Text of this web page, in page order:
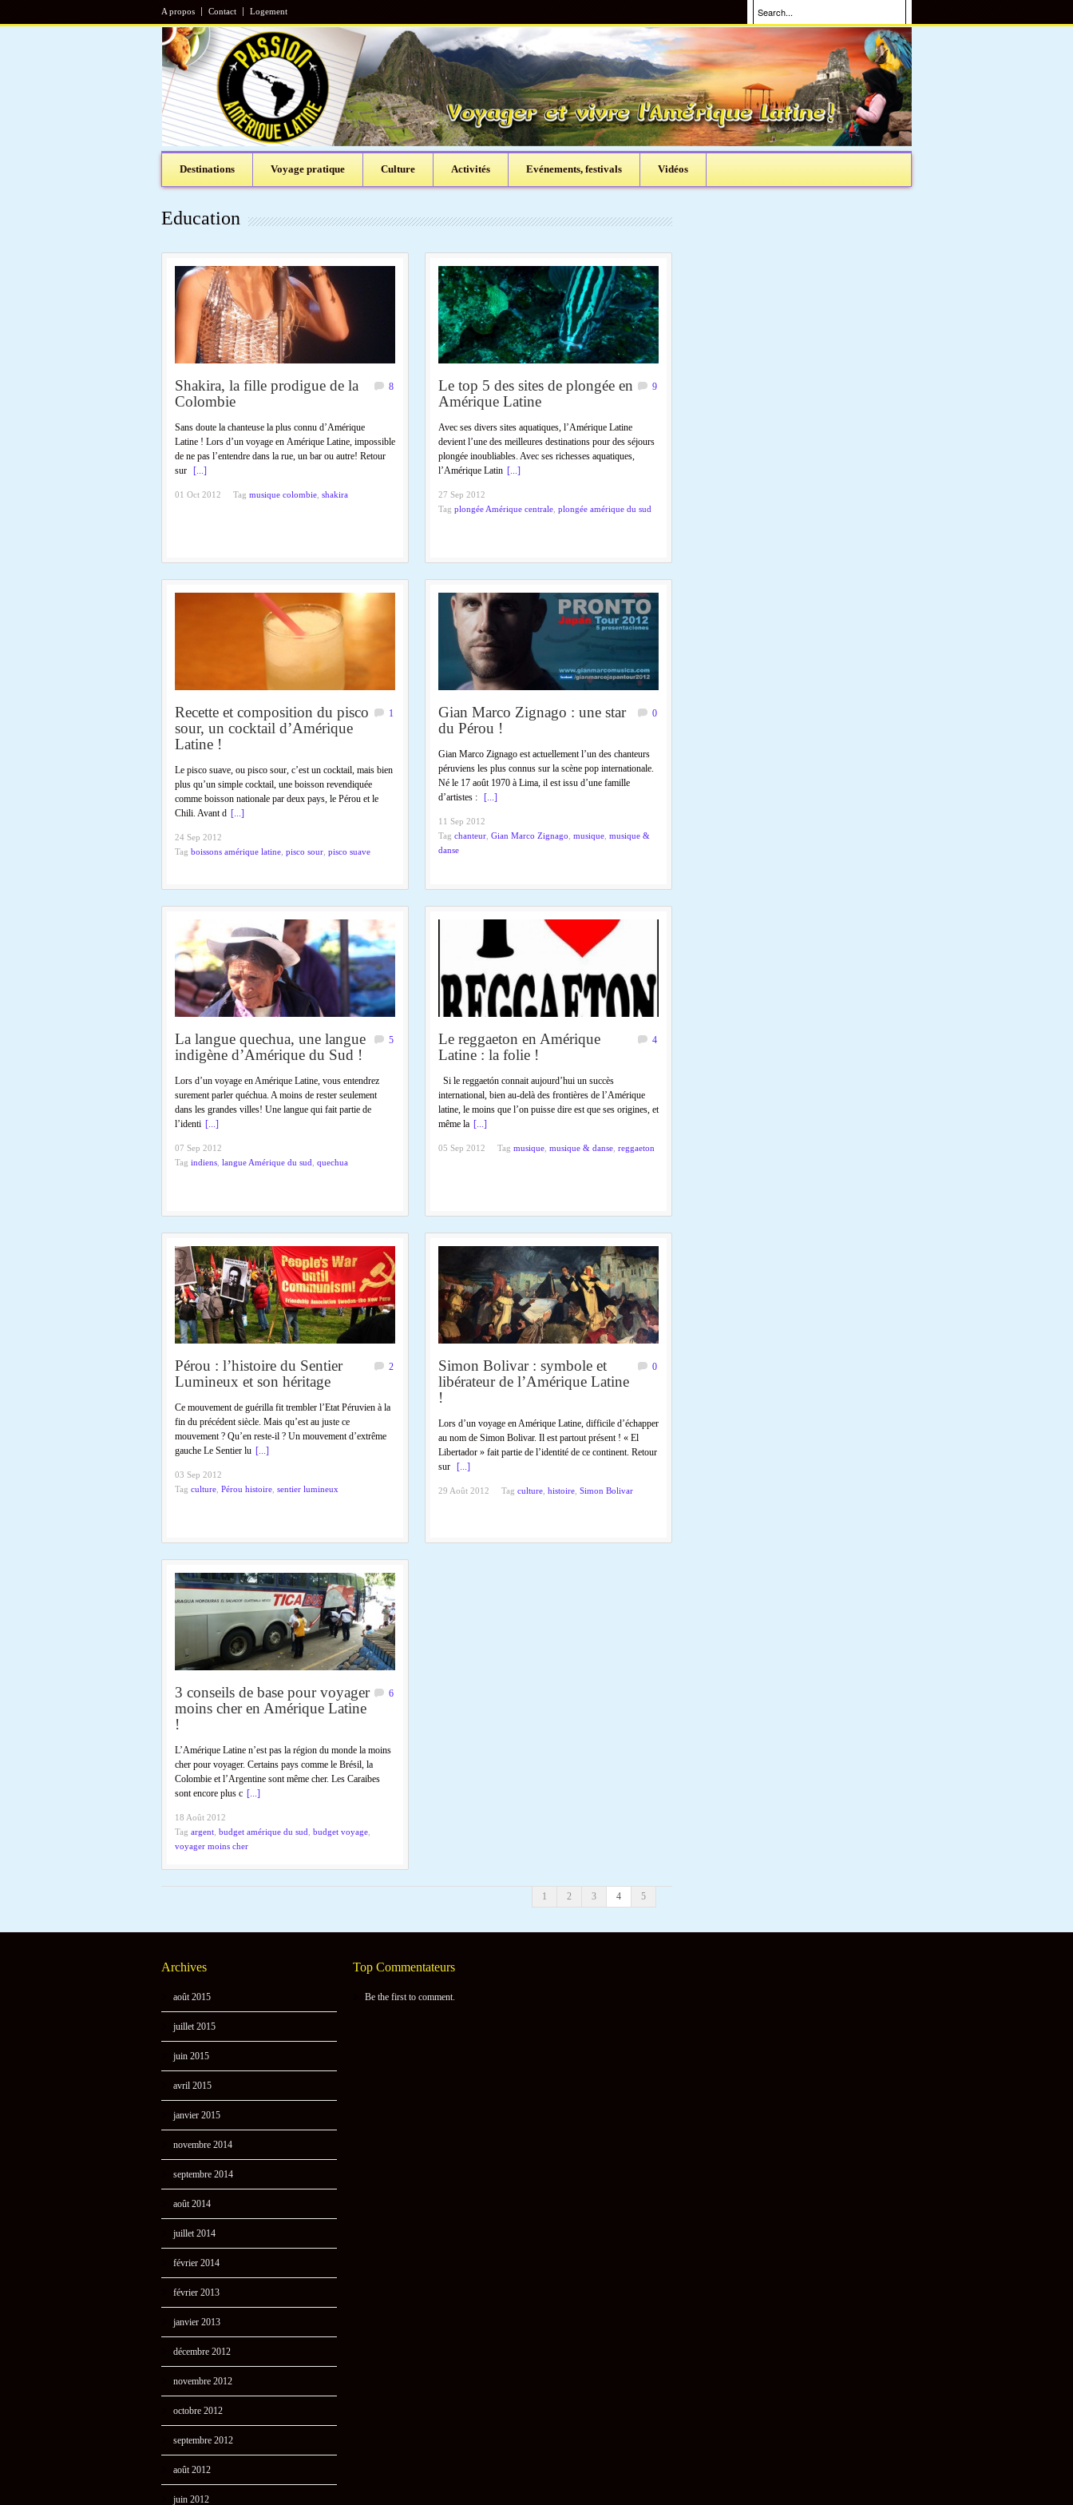
A propos Contact Logement
Destinations Voyage pratique Culture Activités Evénements, festivals Vidéos
Education
Shakira, la fille prodigue de la
Colombie
8
Sans doute la chanteuse la plus connu d’Amérique
Latine ! Lors d’un voyage en Amérique Latine, impossible
de ne pas l’entendre dans la rue, un bar ou autre! Retour
sur [...]
01 Oct 2012 Tag musique colombie shakira
Le top 5 des sites de plongée en
Amérique Latine
9
Avec ses divers sites aquatiques, l’Amérique Latine
devient l’une des meilleures destinations pour des séjours
plongée inoubliables. Avec ses richesses aquatiques,
l’Amérique Latin [...]
27 Sep 2012
Tag plongée Amérique centrale plongée amérique du sud
Recette et composition du pisco
sour, un cocktail d’Amérique
Latine !
1
Le pisco suave, ou pisco sour, c’est un cocktail, mais bien
plus qu’un simple cocktail, une boisson revendiquée
comme boisson nationale par deux pays, le Pérou et le
Chili. Avant d [...]
24 Sep 2012
Tag boissons amérique latine pisco sour pisco suave
Gian Marco Zignago : une star
du Pérou !
0
Gian Marco Zignago est actuellement l’un des chanteurs
péruviens les plus connus sur la scène pop internationale.
Né le 17 août 1970 à Lima, il est issu d’une famille
d’artistes : [...]
11 Sep 2012
Tag chanteur Gian Marco Zignago musique musique &
danse
La langue quechua, une langue
indigène d’Amérique du Sud !
5
Lors d’un voyage en Amérique Latine, vous entendrez
surement parler quéchua. A moins de rester seulement
dans les grandes villes! Une langue qui fait partie de
l’identi [...]
07 Sep 2012
Tag indiens langue Amérique du sud quechua
Le reggaeton en Amérique
Latine : la folie !
4
Si le reggaetón connait aujourd’hui un succès
international, bien au-delà des frontières de l’Amérique
latine, le moins que l’on puisse dire est que ses origines, et
même la [...]
05 Sep 2012 Tag musique musique & danse reggaeton
Pérou : l’histoire du Sentier
Lumineux et son héritage
2
Ce mouvement de guérilla fit trembler l’Etat Péruvien à la
fin du précédent siècle. Mais qu’est au juste ce
mouvement ? Qu’en reste-il ? Un mouvement d’extrême
gauche Le Sentier lu [...]
03 Sep 2012
Tag culture Pérou histoire sentier lumineux
Simon Bolivar : symbole et
libérateur de l’Amérique Latine
!
0
Lors d’un voyage en Amérique Latine, difficile d’échapper
au nom de Simon Bolivar. Il est partout présent ! « El
Libertador » fait partie de l’identité de ce continent. Retour
sur [...]
29 Août 2012 Tag culture histoire Simon Bolivar
3 conseils de base pour voyager
moins cher en Amérique Latine
!
6
L’Amérique Latine n’est pas la région du monde la moins
cher pour voyager. Certains pays comme le Brésil, la
Colombie et l’Argentine sont même cher. Les Caraibes
sont encore plus c [...]
18 Août 2012
Tag argent budget amérique du sud budget voyage
voyager moins cher
1 2 3 4 5
Archives
août 2015
juillet 2015
juin 2015
avril 2015
janvier 2015
novembre 2014
septembre 2014
août 2014
juillet 2014
février 2014
février 2013
janvier 2013
décembre 2012
novembre 2012
octobre 2012
septembre 2012
août 2012
juin 2012
Top Commentateurs
Be the first to comment.